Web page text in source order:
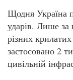
Щодня Україна
ударів. Лише за
різних
застосовано 2
цивільній